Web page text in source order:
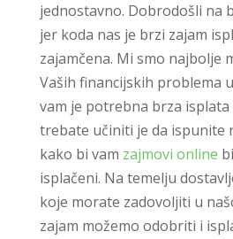
jednostavno. Dobrodošli na
jer koda nas je brzi zajam
zajamčena. Mi smo najbolje
Vaših financijskih problema
vam je potrebna brza isplata
trebate učiniti je da ispunite
kako bi vam zajmovi online
isplačeni. Na temelju
koje morate zadovoljiti u
zajam možemo odobriti i